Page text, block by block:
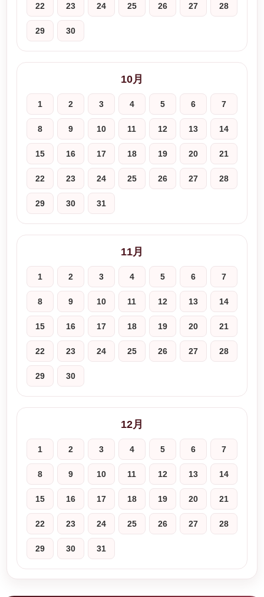
22 23 24 25 26 27 28
29 30
10月
1 2 3 4 5 6 7
8 9 10 11 12 13 14
15 16 17 18 19 20 21
22 23 24 25 26 27 28
29 30 31
11月
1 2 3 4 5 6 7
8 9 10 11 12 13 14
15 16 17 18 19 20 21
22 23 24 25 26 27 28
29 30
12月
1 2 3 4 5 6 7
8 9 10 11 12 13 14
15 16 17 18 19 20 21
22 23 24 25 26 27 28
29 30 31